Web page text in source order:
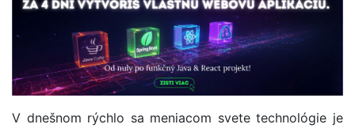
V dnešnom rýchlo sa meniacom svete technológie je